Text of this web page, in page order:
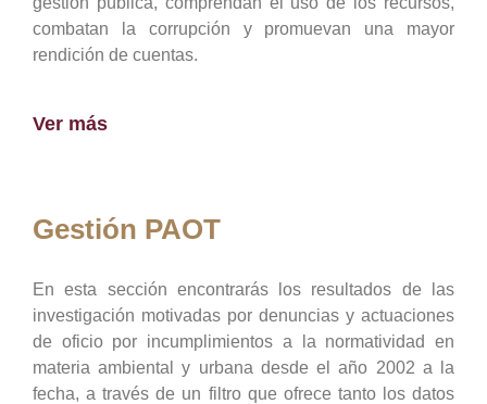
combatan la corrupción y promuevan una mayor
rendición de cuentas.
Ver más
Gestión PAOT
En esta sección encontrarás los resultados de las
investigación motivadas por denuncias y actuaciones
de oficio por incumplimientos a la normatividad en
materia ambiental y urbana desde el año 2002 a la
fecha, a través de un filtro que ofrece tanto los datos